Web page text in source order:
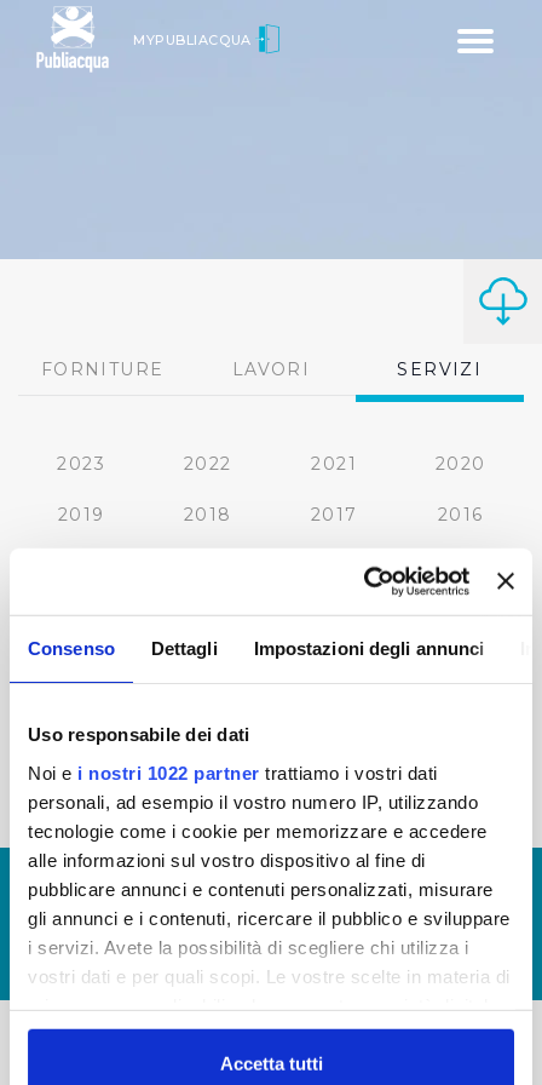
Consenso Dettagli Impostazioni degli annunci
Uso responsabile dei dati
Noi e i nostri 1022 partner trattiamo i vostri dati
personali, ad esempio il vostro numero IP, utilizzando
tecnologie come i cookie per memorizzare e accedere
alle informazioni sul vostro dispositivo al fine di
pubblicare annunci e contenuti personalizzati, misurare
gli annunci e i contenuti, ricercare il pubblico e sviluppare
i servizi. Avete la possibilità di scegliere chi utilizza i
vostri dati e per quali scopi. Le vostre scelte in materia di
in cui avete effettuato le vostre scelte. È possibile
modificare o revocare il proprio consenso in qualsiasi
Accetta tutti
Toggle
MYPUBLIACQUA
FORNITURE LAVORI SERVIZI
2023 2022 2021 2020
2019 2018 2017 2016
2012
2011 2010 2009 2008
« prima ‹ precedente 1 2
© Copyright 2017 - 2026
GLOSSARIO
GIUDICA IL SERVIZIO
LAVORA CON NOI